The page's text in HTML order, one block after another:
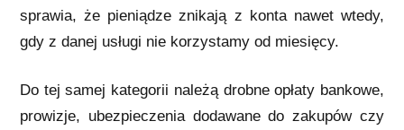
sprawia, że pieniądze znikają z konta nawet wtedy,
gdy z danej usługi nie korzystamy od miesięcy.
Do tej samej kategorii należą drobne opłaty bankowe,
prowizje, ubezpieczenia dodawane do zakupów czy